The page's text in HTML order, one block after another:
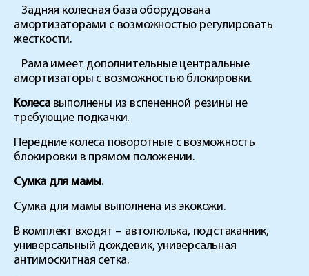
Задняя колесная база оборудована
амортизаторами с возможностью регулировать
жесткости.
Рама имеет дополнительные центральные
амортизаторы с возможностью блокировки.
Колеса выполнены из вспененной резины не
требующие подкачки.
Передние колеса поворотные с возможность
блокировки в прямом положении.
Сумка для мамы.
Сумка для мамы выполнена из экокожи.
В комплект входят – автолюлька, подстаканник,
универсальный дождевик, универсальная
антимоскитная сетка.